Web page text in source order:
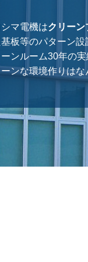
シマ電機はクリーン
基板等のパターン設
ーンルーム30年の
ンな環境作りはな